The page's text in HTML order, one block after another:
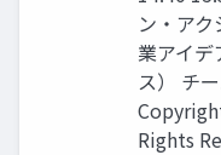
ン・ア
業アイ
ス） チ
Rights